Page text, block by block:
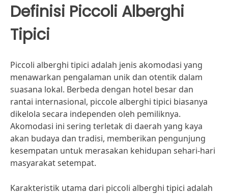
Definisi Piccoli Alberghi
Tipici
Piccoli alberghi tipici adalah jenis akomodasi yang
menawarkan pengalaman unik dan otentik dalam
suasana lokal. Berbeda dengan hotel besar dan
rantai internasional, piccole alberghi tipici biasanya
dikelola secara independen oleh pemiliknya.
Akomodasi ini sering terletak di daerah yang kaya
akan budaya dan tradisi, memberikan pengunjung
kesempatan untuk merasakan kehidupan sehari-hari
masyarakat setempat.
Karakteristik utama dari piccoli alberghi tipici adalah